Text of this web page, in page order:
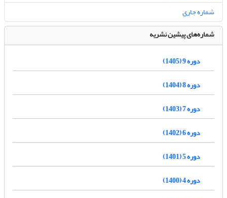
شماره جاری
شماره‌های پیشین نشریه
دوره 9 (1405)
دوره 8 (1404)
دوره 7 (1403)
دوره 6 (1402)
دوره 5 (1401)
دوره 4 (1400)